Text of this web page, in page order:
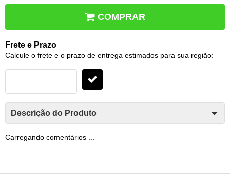
COMPRAR
Frete e Prazo
Calcule o frete e o prazo de entrega estimados para sua região:
Descrição do Produto
Carregando comentários ...